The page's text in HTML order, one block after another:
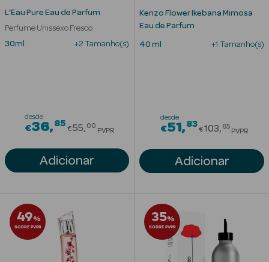
Ver Tudo
Solares
Lábios
Solares Bebé e
L'Eau Pure Eau de Parfum
Perfume Unissexo Fresco
30ml
+2 Tamanho(s)
desde
€36 85Price reduced from
€55 00
PVPR
Adicionar
Kenzo Flower Ikebana Mimosa
Eau de Parfum
40 ml +1 Tamanho(s)
desde
€51 83Price
€103 65
PVPR
Adicionar
49%
SOBRE PVPR
35%
SOBRE PVPR